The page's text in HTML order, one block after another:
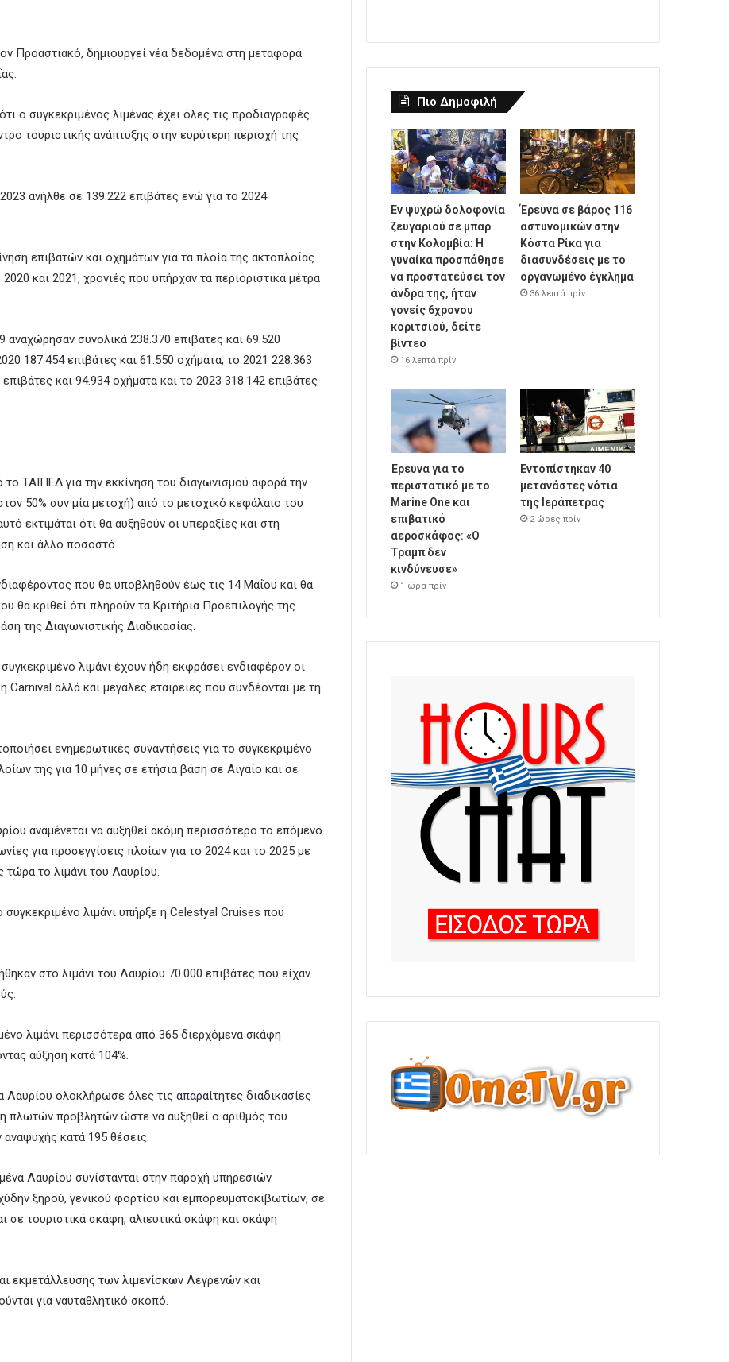
Προαστιακό, δημιουργεί νέα δεδομένα στη μεταφορά
ο συγκεκριμένος λιμένας έχει όλες τις προδιαγραφές
τουριστικής ανάπτυξης στην ευρύτερη περιοχή της
ανήλθε σε 139.222 επιβάτες ενώ για το 2024
επιβατών και οχημάτων για τα πλοία της ακτοπλοΐας
και 2021, χρονιές που υπήρχαν τα περιοριστικά μέτρα
αναχώρησαν συνολικά 238.370 επιβάτες και 69.520
187.454 επιβάτες και 61.550 οχήματα, το 2021 228.363
και 94.934 οχήματα και το 2023 318.142 επιβάτες
ΤΑΙΠΕΔ για την εκκίνηση του διαγωνισμού αφορά την
50% συν μία μετοχή) από το μετοχικό κεφάλαιο του
εκτιμάται ότι θα αυξηθούν οι υπεραξίες και στη
και άλλο ποσοστό.
που θα υποβληθούν έως τις 14 Μαΐου και θα
θα κριθεί ότι πληρούν τα Κριτήρια Προεπιλογής της
της Διαγωνιστικής Διαδικασίας.
λιμάνι έχουν ήδη εκφράσει ενδιαφέρον οι
Carnival αλλά και μεγάλες εταιρείες που συνδέονται με τη
ενημερωτικές συναντήσεις για το συγκεκριμένο
της για 10 μήνες σε ετήσια βάση σε Αιγαίο και σε
αναμένεται να αυξηθεί ακόμη περισσότερο το επόμενο
για προσεγγίσεις πλοίων για το 2024 και το 2025 με
τώρα το λιμάνι του Λαυρίου.
λιμάνι υπήρξε η Celestyal Cruises που
στο λιμάνι του Λαυρίου 70.000 επιβάτες που είχαν
λιμάνι περισσότερα από 365 διερχόμενα σκάφη
αύξηση κατά 104%.
ολοκλήρωσε όλες τις απαραίτητες διαδικασίες
πλωτών προβλητών ώστε να αυξηθεί ο αριθμός του
κατά 195 θέσεις.
Λαυρίου συνίστανται στην παροχή υπηρεσιών
ξηρού, γενικού φορτίου και εμπορευματοκιβωτίων, σε
σε τουριστικά σκάφη, αλιευτικά σκάφη και σκάφη
εκμετάλλευσης των λιμενίσκων Λεγρενών και
για ναυταθλητικό σκοπό.
Πιο Δημοφιλή
Εν ψυχρώ δολοφονία
ζευγαριού σε μπαρ
στην Κολομβία: Η
γυναίκα προσπάθησε
να προστατεύσει τον
άνδρα της, ήταν
γονείς 6χρονου
κοριτσιού, δείτε
βίντεο
16 λεπτά πρίν
Έρευνα σε βάρος 116
αστυνομικών στην
Κόστα Ρίκα για
διασυνδέσεις με το
οργανωμένο έγκλημα
36 λεπτά πρίν
Έρευνα για το
περιστατικό με το
Marine One και
επιβατικό
αεροσκάφος: «Ο
Τραμπ δεν
κινδύνευσε»
1 ώρα πρίν
Εντοπίστηκαν 40
μετανάστες νότια
της Ιεράπετρας
2 ώρες πρίν